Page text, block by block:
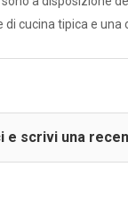
di cucina tipica e una
e scrivi una